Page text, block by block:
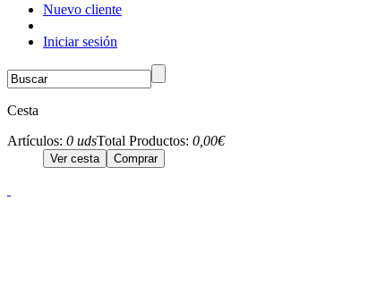
Nuevo cliente
Iniciar sesión
Cesta
Artículos: 0 udsTotal Productos: 0,00€